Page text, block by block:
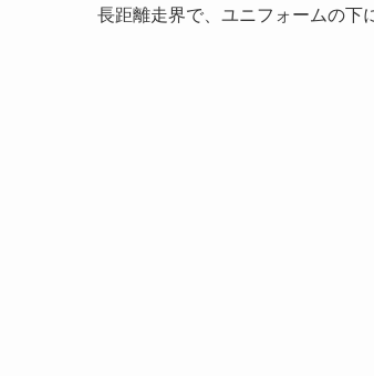
長距離走界で、ユニフォームの下